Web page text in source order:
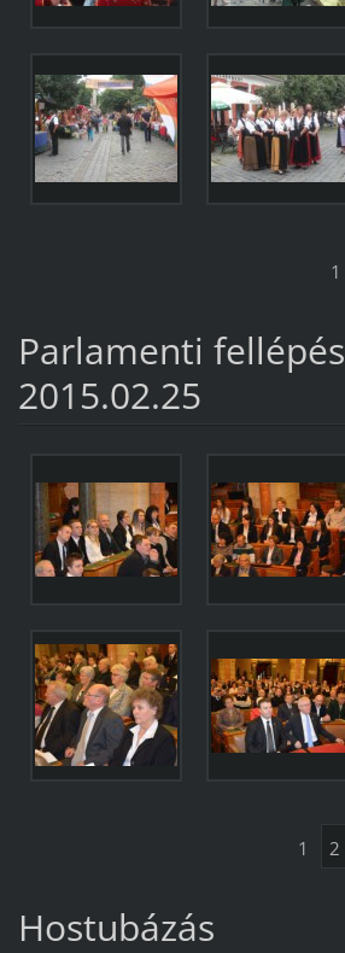
1
Parlamenti fellépés
2015.02.25
1 2
Hostubázás